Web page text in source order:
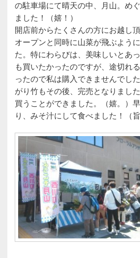
の駐車場にて晴天の中、月山。め
ました！（嬉！）
開店前からたくさんの方にお越し
オープンと同時に山菜が飛ぶよう
た。特にわらびは、美味しいとあ
も買いたかったのですが、途切れ
ったので私は購入できませんでし
がり竹もその後、完売となりまし
買うことができました。（嬉。）
り、みそ汁にして食べました！（